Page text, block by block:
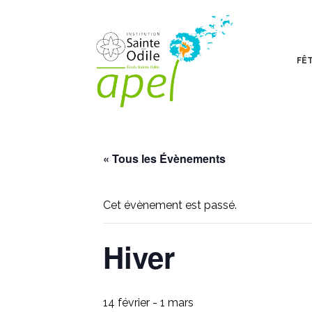
« Tous les Évènements
Cet évènement est passé.
Hiver
14 février - 1 mars